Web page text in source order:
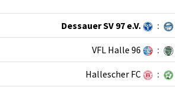
Dessauer SV 97 e.V. :
VFL Halle 96 :
Hallescher FC :